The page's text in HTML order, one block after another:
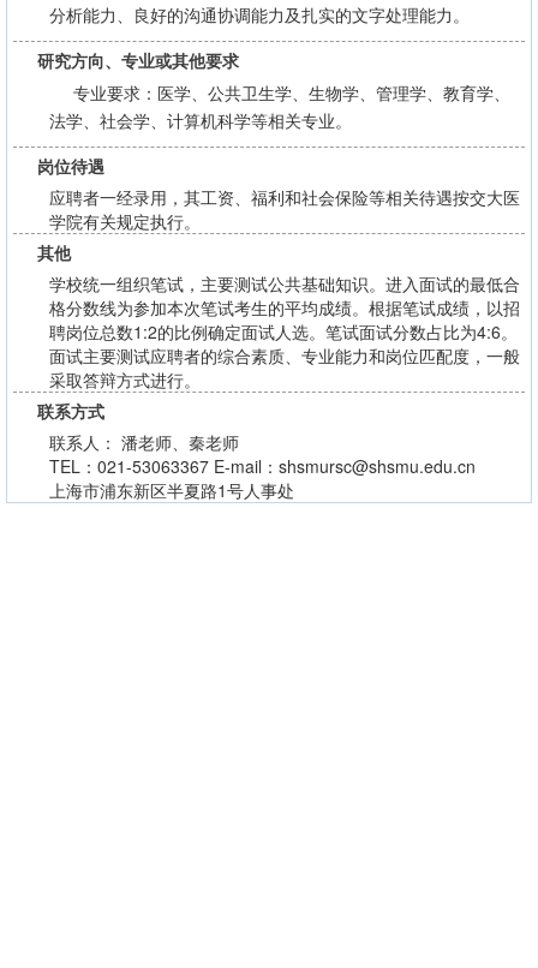
分析能力、良好的沟通协调能力及扎实的文字处理能力。
研究方向、专业或其他要求
专业要求：医学、公共卫生学、生物学、管理学、教育学、
法学、社会学、计算机科学等相关专业。
岗位待遇
应聘者一经录用，其工资、福利和社会保险等相关待遇按交大医
学院有关规定执行。
其他
学校统一组织笔试，主要测试公共基础知识。进入面试的最低合
格分数线为参加本次笔试考生的平均成绩。根据笔试成绩，以招
聘岗位总数1:2的比例确定面试人选。笔试面试分数占比为4:6。
面试主要测试应聘者的综合素质、专业能力和岗位匹配度，一般
采取答辩方式进行。
联系方式
联系人： 潘老师、秦老师
TEL：021-53063367 E-mail：shsmursc@shsmu.edu.cn
上海市浦东新区半夏路1号人事处